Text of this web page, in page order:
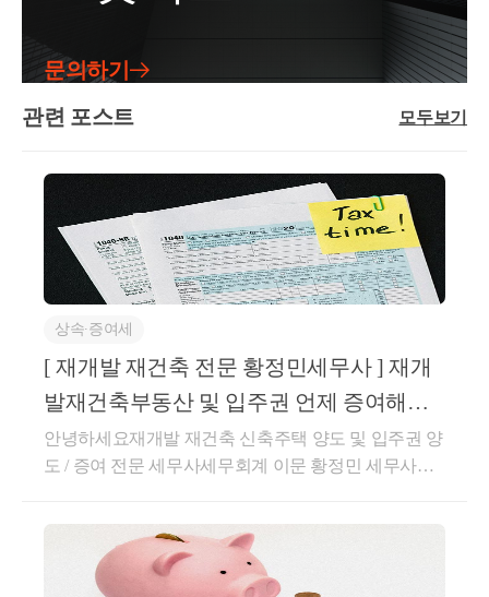
또한, 매수자 입장에서도 일시적 입주권
비과세를 받는 것이 아니라면
더러
취득시기는 준공 시점이 되기에 관리처분
계획인가 전 매수가 유리해집니다 .
재개발 재건축 투자 의사결정은 세금 문
제를 잘 알고 가는 것이 중요합니다 .
[3] 대체주택 비과세 및 일시적 입주권 / 일시적 분양권
비과세 특례 규정소득세법 시행령 제 156조의2 ⑤ / 소
득세법 시행령 제 156조의2 ③④ , 시행령 제 156조의3
②③[1] 반포 미도 1차 아파트 보유자 , 반포 1,2,4주구
및 3주구 원조합원 [ 대체주택 비과세 ][효과]보유 및
교 : 선 취득 주택을 양도할 때 비과세를 적용하는 소령
155조 ① 및 동시행령 ③④와 다르게후 취득 주택 비과
세 적용[요건]①국내에 1주택을 소유한 1세대가②사업
시행인가일 이후대체주택을 취득하여1년이상 거주하
고③ 신축 주택 완성 전이나완성 후 3년 이내에 대체주
택을 양도하는 경우[사후관리]신축 주택 완성 후 3년
이내 해당 주택으로 세대 전원이 이사하여 1년 이상 계
속하여 거주하여야 한다.[2] 반포 1,2,4주구 및 3주구 승
계조합원 및 일반 분양 당첨자 [ 일시적 입주권/분양권
비과세 ][ 승계조합원 일시적 입주권 비과세 특례 ][요
건]☞ Case 1 . 조합원 입주권 취득 3년 이내에 종전 주
택 양도하는 경우 [ 156조의2 3항 ]①종전 주택 취득일
권 취득한 날부터3년 이내에 종전 주택을 양도☞ Case
2. 조합원 입주권 취득 3년 이후에 종전 주택을 양도하
는 경우 [ 156조의2 4항 ]① 종전 주택 취득일부터1년
다.사례로 보는 절세 효과사례 ex )한남 4구역 내 다가
구주택프리미엄 가치를 포함한 현재 시세 : 50억기준
시가 : 10억예상 감정가액 : 30~35억☞ [Case - 1] 해당
부동산이 아파트라고 가정하여 증여세 등 계산만약 해
어떠한 방법을 통해서도시세의 90% 수준인 45억보다
시가를 낮추기는 사실상 불가능합니다.가장 최소화 된
45억 기준으로 증여세를 계산해보겠습니다.취득세 및
증여세 총 부담금액 : 약 22.7억☞ [Case - 2] 해당 부동산
이 빌라이기에 감정평가를 통한 증여 증여세 등 계산
실제로 해당 부동산의 경우에는 빌라이기에 감정평가
를 통하여 30억의 시가로 증여를 하는 경우에 예상 세
억 ( 절세효과 9억원 )☞ [Case - 3] 만약 해당 부동산이 +
1 조합원입주권 부여 대상 물건이라서 45:55로 자녀 2
인에게 증여하는 경우에세금은 얼마나 절감될까요 ?
1억원 )여기서 공유물 분할 절차를 통하여 자녀가 각각
1채를 가져가도록 설계할 수 있습니다.여기서 추가로
저가매매나 교환 거래 등을 활용하여 절세 효과를 더
격ex) 아파트 / 다세대주택의 다른 호실 거래 존재시(2)
예외 보충적평가방법 [ 상속세 및 증여세법 제60조 _
동법 61조 ]-기준시가[ 토지(개별공시지가) , 건물(기준
시가) , 주택(공동 및 개별주택가격) ] 2. 증여 고려 시점
와재개발 재건축 사업 진행 과정간의 시세변동취득세
중과 규정 및 세율에 대한 이해가 필요합니다.해당 포
스팅에서여러가지 경우를 다 고려할 수 없기에 오늘
우리가 보고자 하는 사례는 아래와 같습니다. 수증자
(자녀) : 무주택자 / 신축 아파트 양도예정 ( 당시 1세대1
주택 예상 ) 전략 :증여세 최소화 / 1세대 1주택 고가주
택 양도시 장기보유특별공제액 최대화 / 원조합원 지
위 취득첫 번째 고려 시점[ 조합설립인가(사업시행자
지정) 전 ] &lt;대상 : 투기과열지구 조합원지위 전매제
한 대상 재건축 예정 부동산&gt;이유투기과열지구 내
재건축 예상 물건의 경우조합원 지위 전매제한 확인
하기에자산가치 상승분을 증여하려는 경우에 적합하
지 않을 수 있습니다. 두번째 고려 증여 시점[ 조합설립
문의하기
관련 포스트
모두보기
상속∙증여세
[ 재개발 재건축 전문 황정민세무사 ] 재개
발재건축부동산 및 입주권 언제 증여해야
할까 ? ( 무주택자 자녀)
안녕하세요재개발 재건축 신축주택 양도 및 입주권 양
도 / 증여 전문 세무사세무회계 이문 황정민 세무사입
자에게 증여하려고 할때언제 해야할까 ?증여 시기별
증여재산가액 산정 방법과 권장되는 시기에 대하여 안
내드리도록 하겠습니다.1+1입주권이나 특수 상황 아